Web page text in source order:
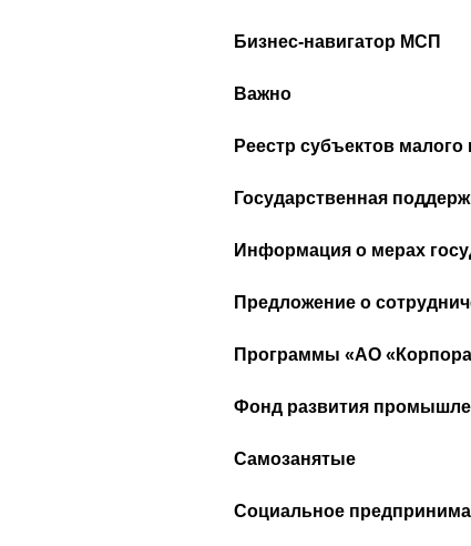
Бизнес-навигатор МСП
Важно
Реестр субъектов
Государственная
Информация о мерах
Предложение о
Программы «АО
Фонд развития
Самозанятые
Социальное